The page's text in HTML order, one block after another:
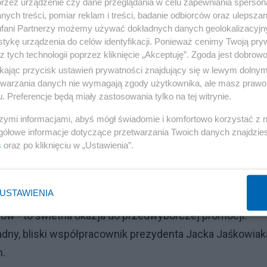
artykuł "Gazety Wyborczej" ujawnił właściwy
z ubiegającym się o reelekcję prezydentem Poznania
pochodzić z kieszeni podatników. Pozostałą część
współpracownika Jacka Jaśkowiaka.
około 80 tys. zł, w tym około 24 tys. zł pokrywa
wyborach o reelekcję, a spotkanie z Rozenek-Majdan
- to świetna okazja do przedwyborczej promocji.
bliski współpracownik prezydenta Jacka
treści, pomiar reklam i treści, badanie odbiorców oraz
Partnerzy możemy używać dokładnych danych
urządzenia do celów identyfikacji. Ponieważ cenimy Twoją
tych technologii poprzez kliknięcie „Akceptuję”. Zgoda jest
przycisk ustawień prywatności znajdujący się w lewym
danych nie wymagają zgody użytkownika, ale masz
Preferencje będą miały zastosowania tylko na tej witrynie.
informacjami, abyś mógł świadomie i komfortowo korzystać z
informacje dotyczące przetwarzania Twoich danych
oraz po kliknięciu w „Ustawienia”.
USTAWIENIA